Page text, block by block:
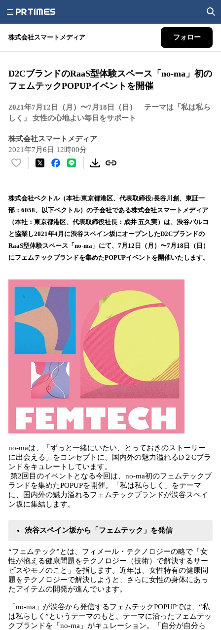
株式会社スマートメディア フォロー
D2CブランドのRaaS型体験スペース「no-ma」初の
フェムテックPOPUPイベントを開催
2021年7月12日（月）〜7月18日（日） テーマは「私は私ら
しく」 女性の心地よい毎日をサポート
株式会社スマートメディア
2021年7月6日 12時00分
い
！
数
を
読
込
み
で
株式会社ベクトル（本社:東京都港区、代表取締役:長谷川創、東証一
部：6058、以下ベクトル）の子会社である株式会社スマートメディア
（本社：東京都港区、代表取締役社長：成井 五久実）は、渋谷パルコ
と協業し2021年4月に渋谷スペイン坂にオープンしたD2Cブランドの
RaaS型体験スペース「no-ma」にて、7月12日（月）〜7月18日（日）
にフェムテックブランドを集めたPOPUPイベントを開催いたします。
no-maは、「ずっと一緒にいたい、とっておきのストーリー
に出会える」をコンセプトに、国内外の魅力溢れるD２Cブラ
ンドをキュレートしています。
第2回目のイベントとなる今回は、no-ma初のフェムテックブ
ランドを集めたPOPUPを開催。「私は私らしく」をテーマ
に、国内外の魅力溢れるフェムテックブランドが渋谷スペイ
ン坂に集結します。
渋谷スペイン坂から「フェムテック」を発信
“フェムテック”とは、フィメール・テクノロジーの略で「女
性が抱える健康問題をテクノロジー（技術）で解決するサー
ビスやモノのこと」を指します。近年は、女性特有の健康問
題をテクノロジーで解決しようと、さらに女性の身体にあっ
たアイテムの開発が進んでいます。
「no-ma」が渋谷から発信するフェムテックPOPUPでは、“私
は私らしく”というテーマのもと、テーマに沿ったフェムテッ
クブランドを「no-ma」がキュレーション。「自分が自分ら